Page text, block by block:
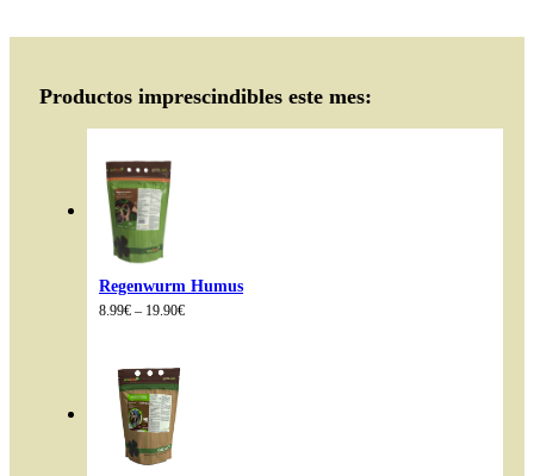
Productos imprescindibles este mes:
Regenwurm Humus
8.99€ – 19.90€Preisspanne: